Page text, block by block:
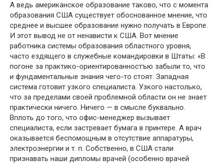
А ведь американское образование таково, что с момента
об­разования США существует обоснованное мнение, что
среднее и высшее образование нужно получать в Европе.
И этот вывод не от ненависти к США. Вот мнение
работника системы образования областного уровня,
часто ездящего в служебные командировки в Штаты: «В
погоне за практико-ориентированностъю забыли то, что
и фундаментальные знания чего-то стоят. Западная
система готовит узкого специалиста. Узкого настолько,
что за пределами своей проблемной области он не знает
практиче­ски ничего. Ничего — в смысле буквально.
Вплоть до того, что офис-менеджер вызывает
специалиста, если застревает бумага в принтере. А врач
оказывается беспомощным в отсутствие аппаратуры,
электроэнергии и т. п. Собственно, в США стали
признавать наши дипломы врачей (особенно врачей